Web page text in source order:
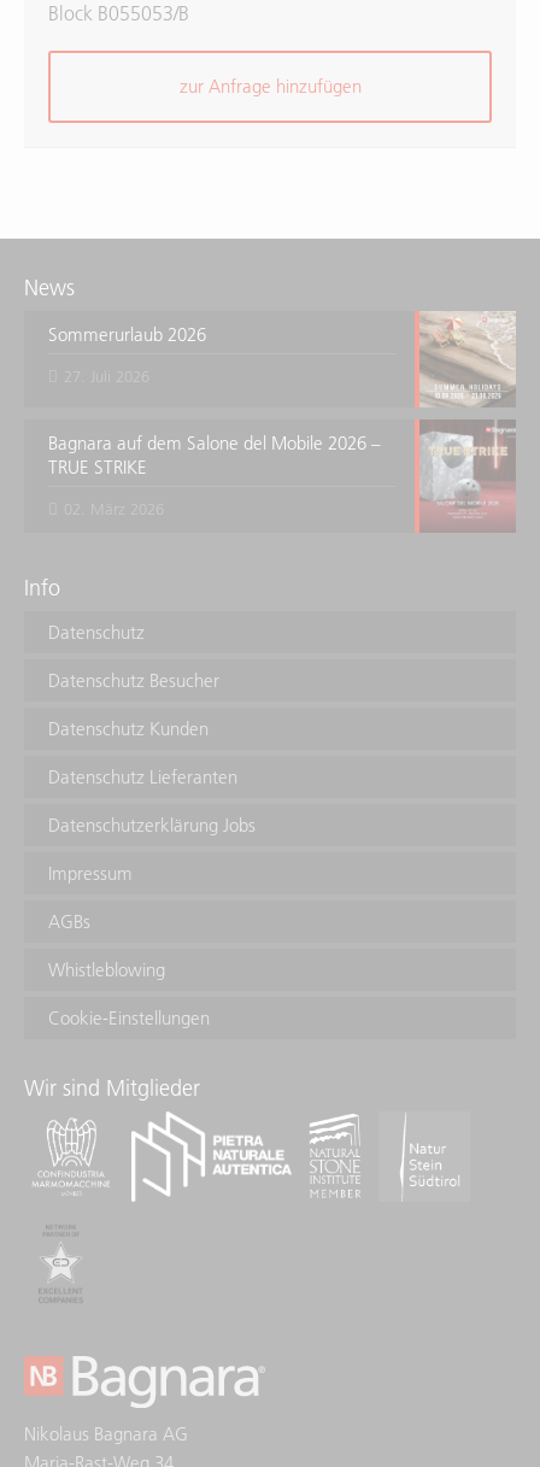
Block B055053/B
zur Anfrage hinzufügen
News
Sommerurlaub 2026
Bagnara auf dem Salone del Mobile 2026 –
TRUE STRIKE
Info
Datenschutz
Datenschutz Besucher
Datenschutz Kunden
Datenschutz Lieferanten
Datenschutzerklärung Jobs
Impressum
AGBs
Whistleblowing
Cookie-Einstellungen
Wir sind Mitglieder
Nikolaus Bagnara AG
Maria-Rast-Weg 34